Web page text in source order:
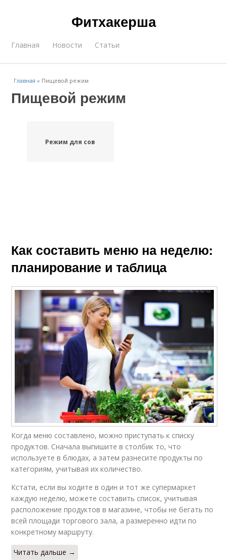
Фитхакерша
Главная Новости Статьи
Главная » Пищевой режим
Пищевой режим
Режим для сов
Как составить меню на неделю:
планирование и таблица
Когда меню составлено, можно приступать к списку
продуктов. Сначала выпишите в столбик то, что
используете в блюдах, а затем разнесите продукты по
категориям, учитывая их количество.
Кстати, если вы ходите в один и тот же супермаркет
каждую неделю, можете составить список, учитывая
расположение продуктов в магазине, чтобы не бегать по
всей площади торгового зала, а размеренно идти по
конкретному маршруту.
Читать дальше →